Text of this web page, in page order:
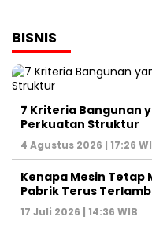
BISNIS
7 Kriteria Bangunan
Perkuatan Struktur
4 Agustus 2026 | 17:26
Kenapa Mesin Tetap
Pabrik Terus
17 Juli 2026 | 14:36 WIB